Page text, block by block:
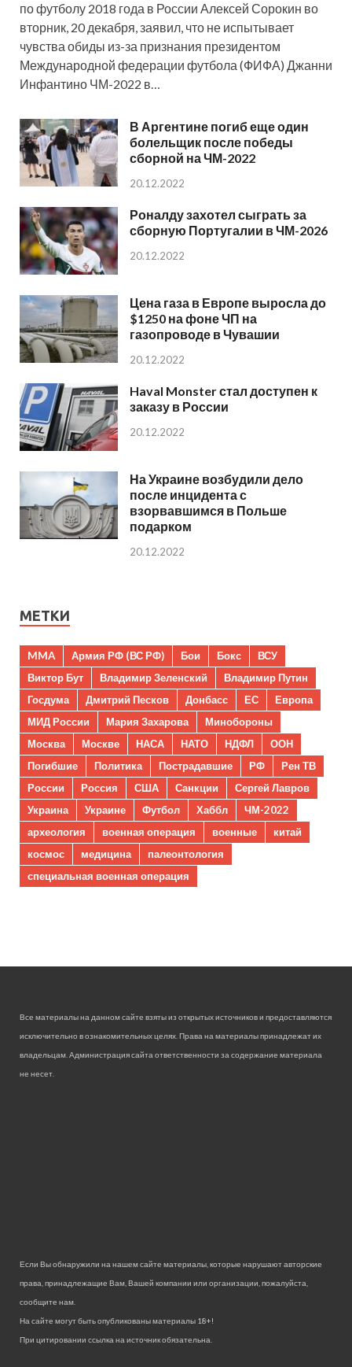
по футболу 2018 года в России Алексей Сорокин во
вторник, 20 декабря, заявил, что не испытывает
чувства обиды из-за признания президентом
Международной федерации футбола (ФИФА) Джанни
Инфантино ЧМ-2022 в…
В Аргентине погиб еще один
болельщик после победы
сборной на ЧМ-2022
20.12.2022
Роналду захотел сыграть за
сборную Португалии в ЧМ-2026
20.12.2022
Цена газа в Европе выросла до
$1250 на фоне ЧП на
газопроводе в Чувашии
20.12.2022
Haval Monster стал доступен к
заказу в России
20.12.2022
На Украине возбудили дело
после инцидента с
взорвавшимся в Польше
подарком
20.12.2022
МЕТКИ
MMA Армия РФ (ВС РФ) Бои Бокс
ВСУ
Виктор Бут
Владимир Зеленский
Владимир Путин
Госдума
Дмитрий Песков Донбасс ЕС
Европа
МИД России
Мария Захарова
Минобороны
Москва
Москве НАСА НАТО НДФЛ
ООН
Погибшие
Политика Пострадавшие РФ
Рен ТВ
России
Россия США Санкции
Сергей Лавров
Украина
Украине Футбол Хаббл
ЧМ-2022
археология
военная операция военные
китай
космос
медицина
палеонтология
специальная военная операция
Все материалы на данном сайте взяты из открытых источников и предоставляются
исключительно в ознакомительных целях. Права на материалы принадлежат их
владельцам. Администрация сайта ответственности за содержание материала
не несет.
Если Вы обнаружили на нашем сайте материалы, которые нарушают авторские
права, принадлежащие Вам, Вашей компании или организации, пожалуйста,
сообщите нам.
На сайте могут быть опубликованы материалы 18+!
При цитировании ссылка на источник обязательна.